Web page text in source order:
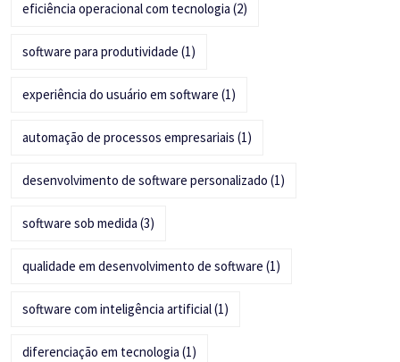
eficiência operacional com tecnologia (2)
software para produtividade (1)
experiência do usuário em software (1)
automação de processos empresariais (1)
desenvolvimento de software personalizado (1)
software sob medida (3)
qualidade em desenvolvimento de software (1)
software com inteligência artificial(1)
diferenciação em tecnologia (1)